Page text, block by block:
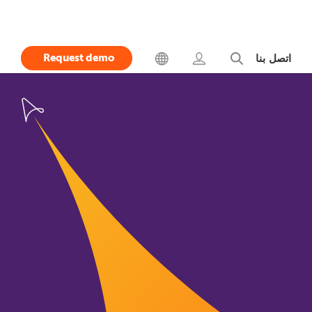
اتصل بنا Request demo